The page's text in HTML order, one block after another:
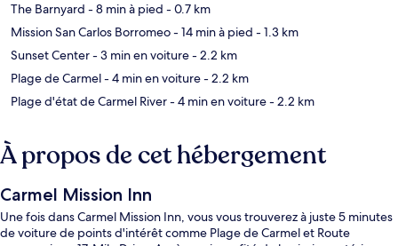
The Barnyard - 8 min à pied - 0.7 km
Mission San Carlos Borromeo- 14 min à pied - 1.3 km
Sunset Center- 3 min en voiture- 2.2 km
Plage de Carmel- 4 min en voiture- 2.2 km
Plage d'état de Carmel River- 4 min en voiture- 2.2 km
À propos de cet hébergement
Carmel Mission Inn
Une fois dans Carmel Mission Inn, vous vous trouverez à juste 5 minutes
de voiture de points d'intérêt comme Plage de Carmel et Route